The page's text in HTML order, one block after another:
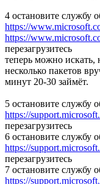
4 остановите службу
https://
https://
перезагрузитесь
теперь можно искать,
несколько пакетов
минут 20-30 займёт.
5 остановите службу
https://
перезагрузитесь
6 остановите службу
https://
перезагрузитесь
7 остановите службу
https://